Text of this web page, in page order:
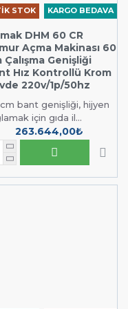
KARGO BEDAVA
STOK
DHM 60 CR
Açma Makinası 60
Çalışma Genişliği
Hız Kontrollü Krom
220v/1p/50hz
bant genişliği, hijyen
için gıda il...
263.644,00₺